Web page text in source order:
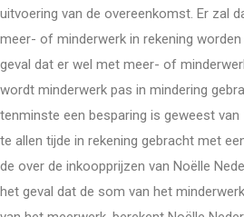
uitvoering van de overeenkomst. Er zal
meer- of minderwerk in rekening
geval dat er wel met meer- of
wordt minderwerk pas in mindering
tenminste een besparing is geweest van
te allen tijde in rekening gebracht met
de over de inkoopprijzen van Noëlle
het geval dat de som van het